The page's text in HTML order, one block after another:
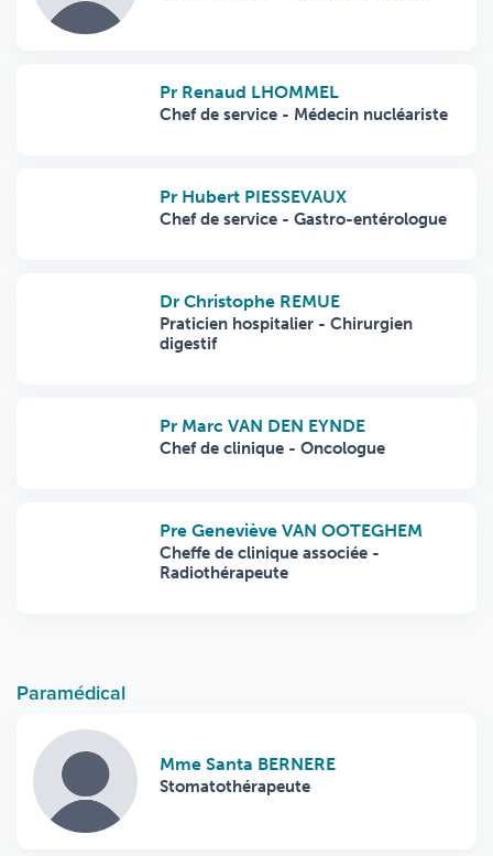
Pr Renaud LHOMMEL
Chef de service - Médecin nucléariste
Pr Hubert PIESSEVAUX
Chef de service - Gastro-entérologue
Dr Christophe REMUE
Praticien hospitalier - Chirurgien
digestif
Pr Marc VAN DEN EYNDE
Chef de clinique - Oncologue
Pre Geneviève VAN OOTEGHEM
Cheffe de clinique associée -
Radiothérapeute
Paramédical
Mme Santa BERNERE
Stomatothérapeute